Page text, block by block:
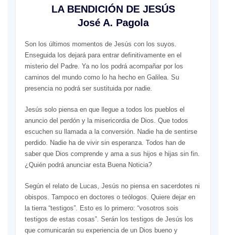
LA BENDICIÓN DE JESÚS
José A. Pagola
Son los últimos momentos de Jesús con los suyos.
Enseguida los dejará para entrar definitivamente en el
misterio del Padre. Ya no los podrá acompañar por los
caminos del mundo como lo ha hecho en Galilea. Su
presencia no podrá ser sustituida por nadie.
Jesús solo piensa en que llegue a todos los pueblos el
anuncio del perdón y la misericordia de Dios. Que todos
escuchen su llamada a la conversión. Nadie ha de sentirse
perdido. Nadie ha de vivir sin esperanza. Todos han de
saber que Dios comprende y ama a sus hijos e hijas sin fin.
¿Quién podrá anunciar esta Buena Noticia?
Según el relato de Lucas, Jesús no piensa en sacerdotes ni
obispos. Tampoco en doctores o teólogos. Quiere dejar en
la tierra “testigos”. Esto es lo primero: “vosotros sois
testigos de estas cosas”. Serán los testigos de Jesús los
que comunicarán su experiencia de un Dios bueno y